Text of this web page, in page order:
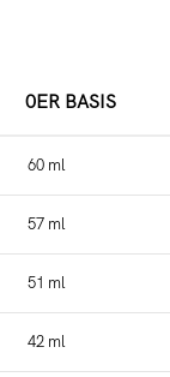
0ER BASIS
60 ml
57 ml
51 ml
42 ml